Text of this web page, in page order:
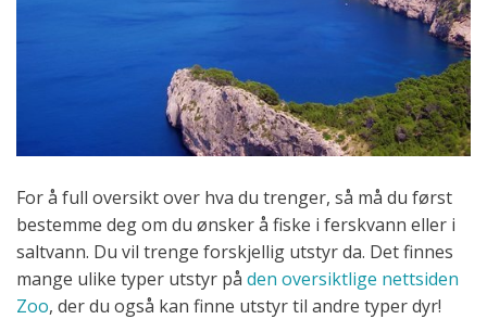
For å full oversikt over hva du trenger, så må du først
bestemme deg om du ønsker å fiske i ferskvann eller i
saltvann. Du vil trenge forskjellig utstyr da. Det finnes
mange ulike typer utstyr på den oversiktlige nettsiden
Zoo, der du også kan finne utstyr til andre typer dyr!